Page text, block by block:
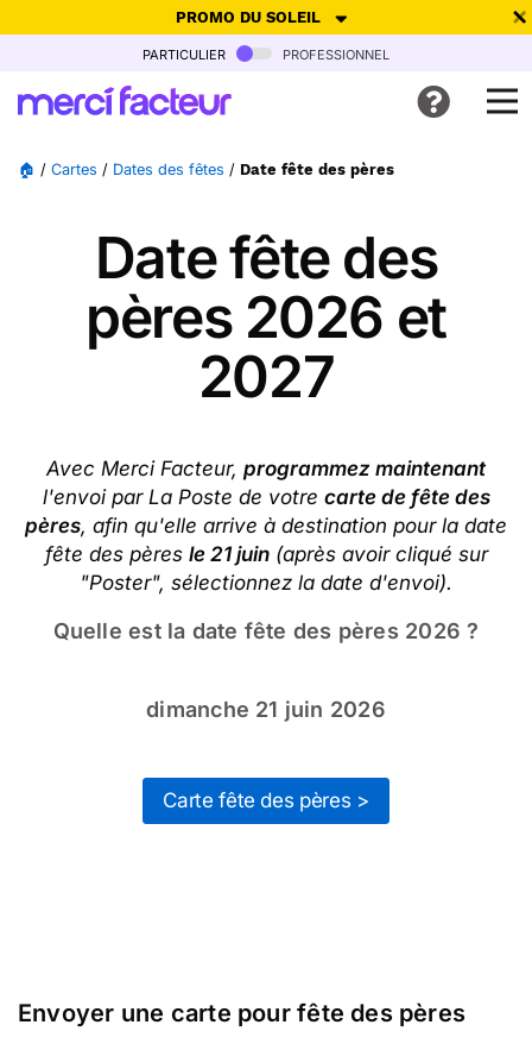
PROMO DU SOLEIL
-30% de réduction avec le code SUMMER26pour envoyer des
particulier professionnel
🏠 / Cartes / Dates des fêtes / Date fête des pères
Date fête des
pères 2026 et
2027
Avec Merci Facteur, programmez maintenant
l'envoi par La Poste de votre carte de fête des
pères, afin qu'elle arrive à destination pour la date
fête des pères le 21 juin(après avoir cliqué sur
"Poster", sélectionnez la date d'envoi).
Quelle est la date fête des pères 2026 ?
dimanche 21 juin 2026
Carte fête des pères >
Envoyer une carte pour fête des pères